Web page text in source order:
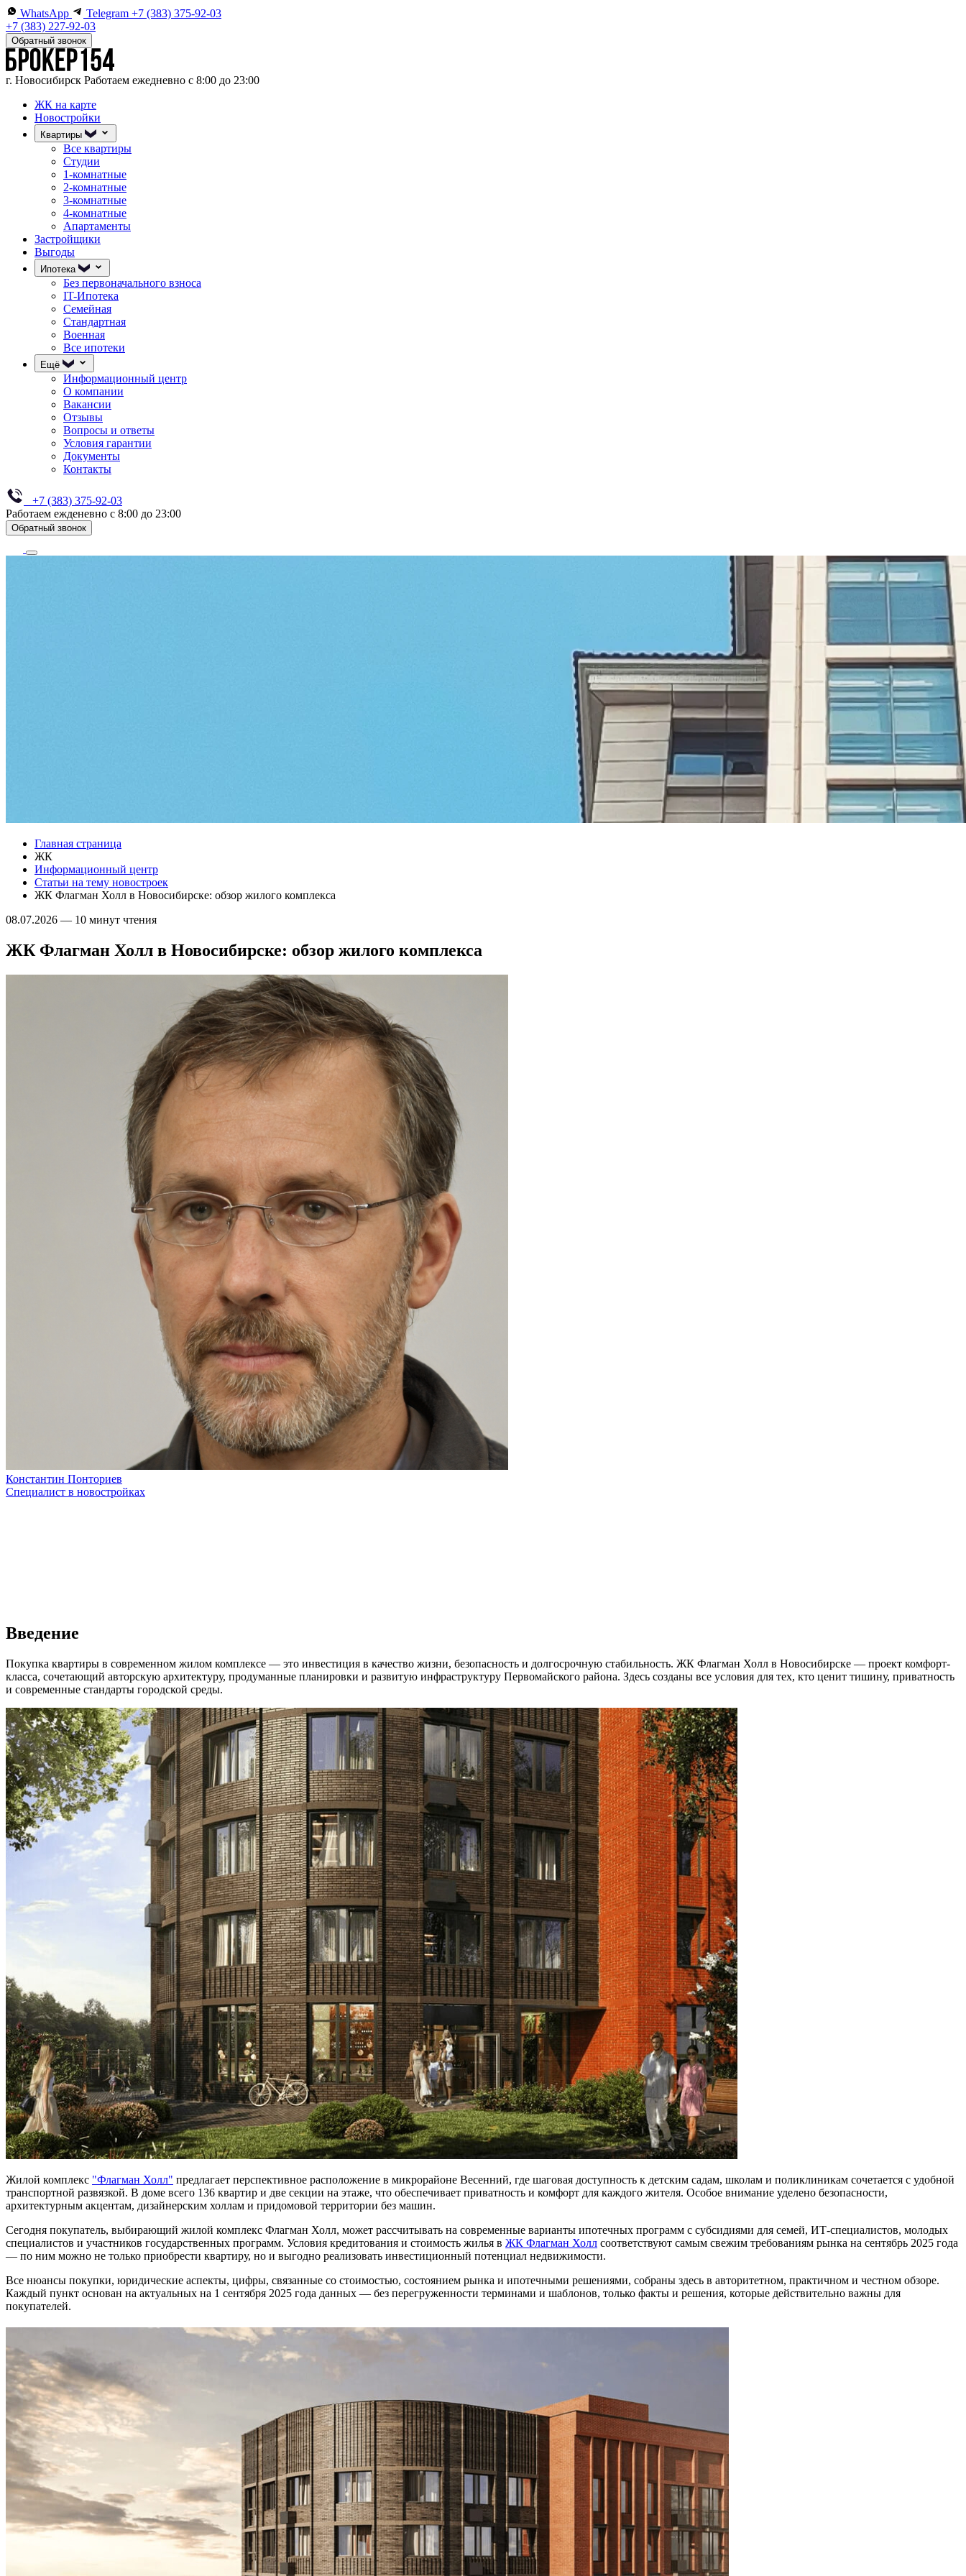
WhatsApp Telegram +7 (383) 375-92-03
+7 (383) 227-92-03
Обратный звонок
г. Новосибирск Работаем ежедневно с 8:00 до 23:00
ЖК на карте
Новостройки
Квартиры
Все квартиры
Студии
1-комнатные
2-комнатные
3-комнатные
4-комнатные
Апартаменты
Застройщики
Выгоды
Ипотека
Без первоначального взноса
IT-Ипотека
Семейная
Стандартная
Военная
Все ипотеки
Ещё
Информационный центр
О компании
Вакансии
Отзывы
Вопросы и ответы
Условия гарантии
Документы
Контакты
+7 (383) 375-92-03
Работаем ежденевно с 8:00 до 23:00
Обратный звонок
Главная страница
ЖК
Информационный центр
Статьи на тему новостроек
ЖК Флагман Холл в Новосибирске: обзор жилого комплекса
08.07.2026 — 10 минут чтения
ЖК Флагман Холл в Новосибирске: обзор жилого комплекса
Константин Понториев
Специалист в новостройках
Введение
Покупка квартиры в современном жилом комплексе — это инвестиция в качество жизни, безопасность и долгосрочную стабильность. ЖК Флагман Холл в Новосибирске — проект комфорт-
класса, сочетающий авторскую архитектуру, продуманные планировки и развитую инфраструктуру Первомайского района. Здесь созданы все условия для тех, кто ценит тишину, приватность
и современные стандарты городской среды.
Жилой комплекс "Флагман Холл" предлагает перспективное расположение в микрорайоне Весенний, где шаговая доступность к детским садам, школам и поликлиникам сочетается с удобной
транспортной развязкой. В доме всего 136 квартир и две секции на этаже, что обеспечивает приватность и комфорт для каждого жителя. Особое внимание уделено безопасности,
архитектурным акцентам, дизайнерским холлам и придомовой территории без машин.
Сегодня покупатель, выбирающий жилой комплекс Флагман Холл, может рассчитывать на современные варианты ипотечных программ с субсидиями для семей, ИТ-специалистов, молодых
специалистов и участников государственных программ. Условия кредитования и стоимость жилья в ЖК Флагман Холл соответствуют самым свежим требованиям рынка на сентябрь 2025 года
— по ним можно не только приобрести квартиру, но и выгодно реализовать инвестиционный потенциал недвижимости.
Все нюансы покупки, юридические аспекты, цифры, связанные со стоимостью, состоянием рынка и ипотечными решениями, собраны здесь в авторитетном, практичном и честном обзоре.
Каждый пункт основан на актуальных на 1 сентября 2025 года данных — без перегруженности терминами и шаблонов, только факты и решения, которые действительно важны для
покупателей.